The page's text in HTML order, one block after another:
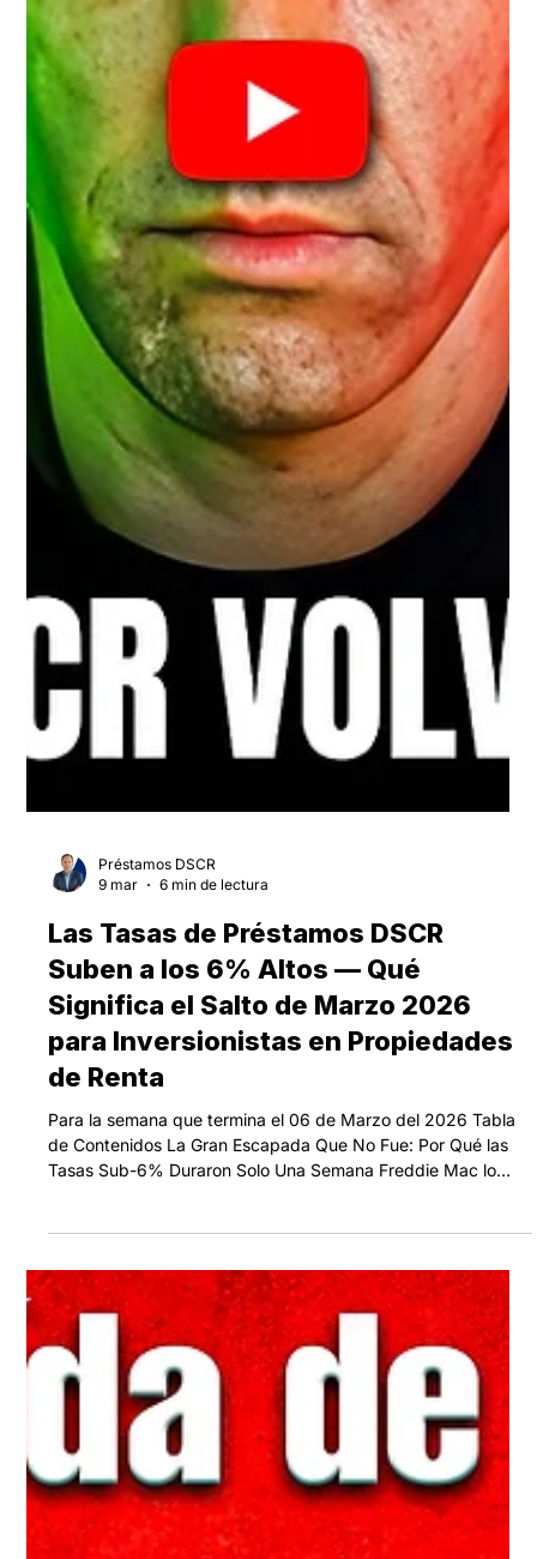
Préstamos DSCR
6 min de lectura
Las Tasas de Préstamos DSCR
Suben a los 6% Altos — Qué
Significa el Salto de Marzo 2026
para Inversionistas en Propiedades
de Renta
Confirma: El 6% Es el Nuevo Piso, No el Techo Actualización
de Tasas e Indicadores Económicos: Lo Que Está Moviendo
tu Mercado ¿Fijar Ahora o Esperar? El Análisis Honesto
Resumen Las tasas de préstamos DSCR y las hipotecas
convencionales saltaron 14 puntos base esta semana. La
tasa fija a 30 años subió de 5.99% el